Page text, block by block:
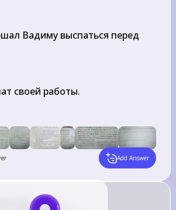
Вадиму выспаться перед
своей работы.
Add Answer